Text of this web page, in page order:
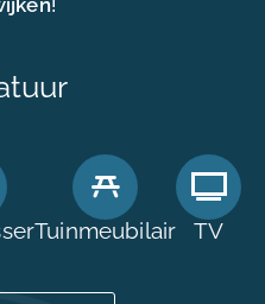
Tuinmeubilair TV